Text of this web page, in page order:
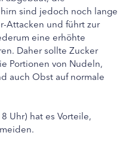
sind jedoch noch lange
Attacken und führt zur
eine erhöhte
Daher sollte Zucker
Portionen von Nudeln,
auch Obst auf normale
Uhr) hat es Vorteile,